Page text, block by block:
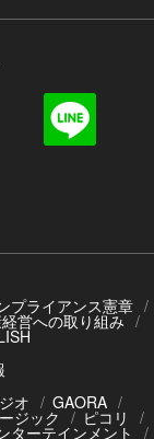
プライアンス憲章
営への取り組み
オ GAORA
ジック ピコリ
ターテインメント